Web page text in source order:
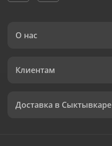
О нас
Клиентам
Доставка в Сыктывкаре